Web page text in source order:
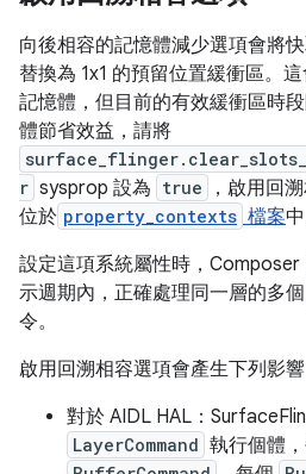
向後相容的記憶體減少選項會將
替換為 1x1 的預留位置緩衝區。
記憶體，但目前的有效緩衝區時
體節省效益，請將
r sysprop 設為 true
，啟用回
位於 property_contexts 檔案中
設定這項系統屬性時，
示週期內，正確處理同一層的多個
令。
啟用回溯相容選項會產生下列影響
對於 AIDL HAL：
LayerCommand 執行個體